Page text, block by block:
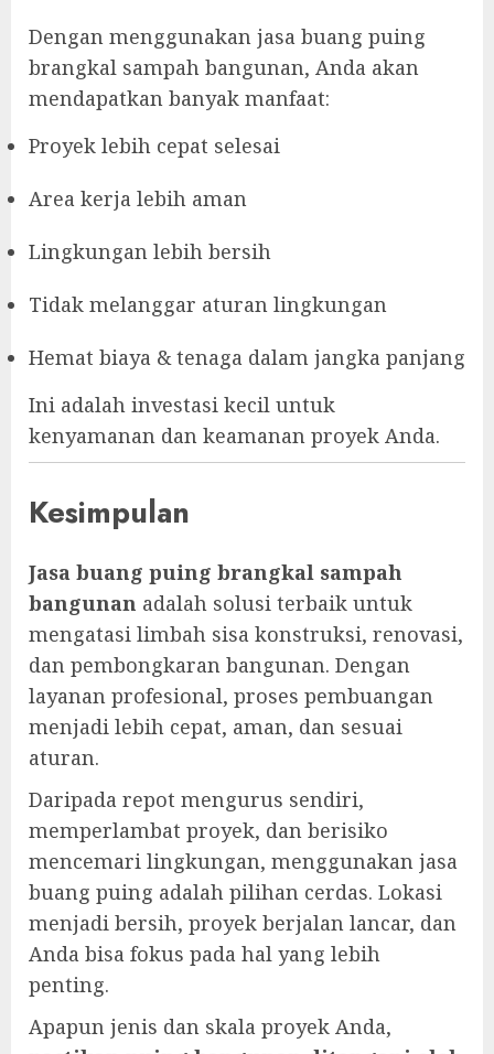
Dengan menggunakan jasa buang puing
brangkal sampah bangunan, Anda akan
mendapatkan banyak manfaat:
Proyek lebih cepat selesai
Area kerja lebih aman
Lingkungan lebih bersih
Tidak melanggar aturan lingkungan
Hemat biaya & tenaga dalam jangka panjang
Ini adalah investasi kecil untuk
kenyamanan dan keamanan proyek Anda.
Kesimpulan
Jasa buang puing brangkal sampah
bangunan adalah solusi terbaik untuk
mengatasi limbah sisa konstruksi, renovasi,
dan pembongkaran bangunan. Dengan
layanan profesional, proses pembuangan
menjadi lebih cepat, aman, dan sesuai
aturan.
Daripada repot mengurus sendiri,
memperlambat proyek, dan berisiko
mencemari lingkungan, menggunakan jasa
buang puing adalah pilihan cerdas. Lokasi
menjadi bersih, proyek berjalan lancar, dan
Anda bisa fokus pada hal yang lebih
penting.
Apapun jenis dan skala proyek Anda,